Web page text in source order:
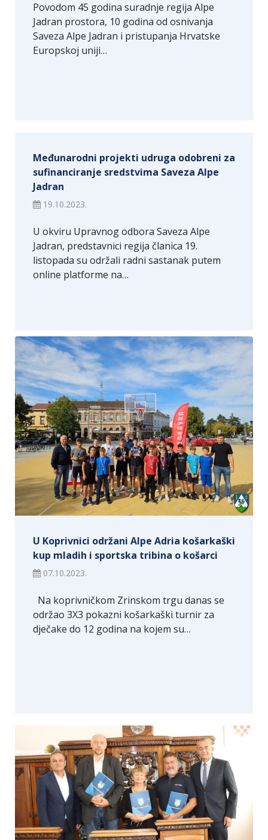
Povodom 45 godina suradnje regija Alpe
Jadran prostora, 10 godina od osnivanja
Saveza Alpe Jadran i pristupanja Hrvatske
Europskoj uniji…
Međunarodni projekti udruga odobreni za
sufinanciranje sredstvima Saveza Alpe
Jadran
19.10.2023.
U okviru Upravnog odbora Saveza Alpe
Jadran, predstavnici regija članica 19.
listopada su održali radni sastanak putem
online platforme na…
U Koprivnici održani Alpe Adria košarkaški
kup mladih i sportska tribina o košarci
07.10.2023.
Na koprivničkom Zrinskom trgu danas se
održao 3X3 pokazni košarkaški turnir za
dječake do 12 godina na kojem su…